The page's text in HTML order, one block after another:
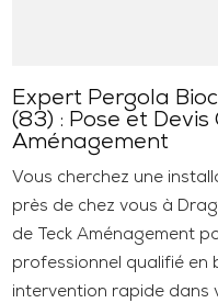
Expert Pergola
(83) : Pose et Devis
Aménagement
Vous cherchez une
près de chez vous à
de Teck Aménagement
professionnel qualifié en
intervention rapide dans